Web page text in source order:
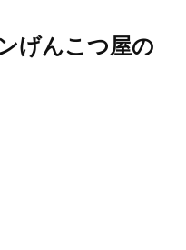
げんこつ屋の